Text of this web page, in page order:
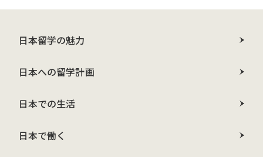
日本留学の魅力
日本への留学計画
日本での生活
日本で働く